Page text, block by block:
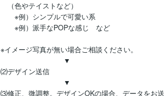
（色やテイストなど）
※例）シンプルで可愛い系
※例）派手なPOPな感じ　など
※イメージ写真が無い場合ご相談ください。
▼
⑵デザイン送信
▼